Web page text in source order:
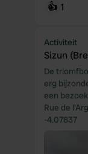
👍 1
Activiteit
Sizun
De
erg
een
Rue de
-4.07837